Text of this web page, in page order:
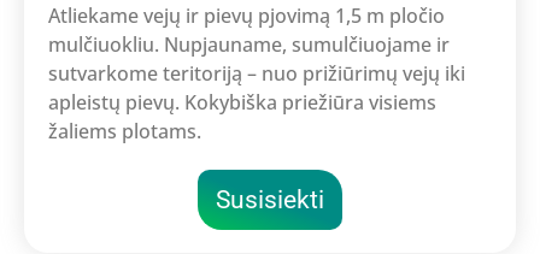
Atliekame vejų ir pievų pjovimą 1,5 m pločio
mulčiuokliu. Nupjauname, sumulčiuojame ir
sutvarkome teritoriją – nuo prižiūrimų vejų iki
apleistų pievų. Kokybiška priežiūra visiems
žaliems plotams.
Susisiekti